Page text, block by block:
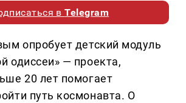
вTelegram
опробует детский модуль
одиссеи» — проекта,
20 лет помогает
путь космонавта. О